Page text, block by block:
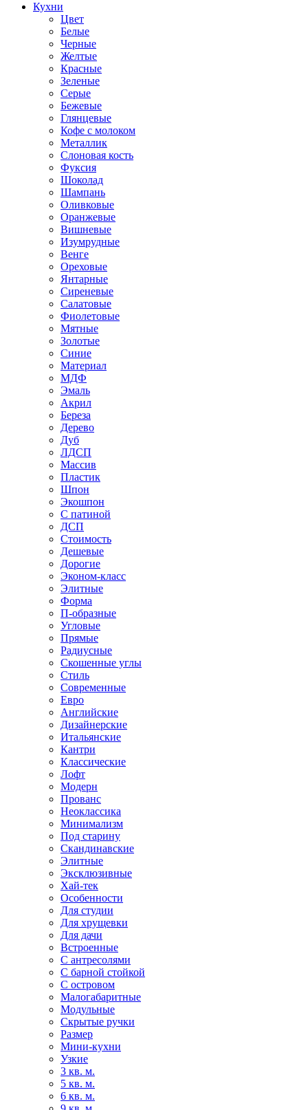
Кухни
Цвет
Белые
Черные
Желтые
Красные
Зеленые
Серые
Бежевые
Глянцевые
Кофе с молоком
Металлик
Слоновая кость
Фуксия
Шоколад
Шампань
Оливковые
Оранжевые
Вишневые
Изумрудные
Венге
Ореховые
Янтарные
Сиреневые
Салатовые
Фиолетовые
Мятные
Золотые
Синие
Материал
МДФ
Эмаль
Акрил
Береза
Дерево
Дуб
ЛДСП
Массив
Пластик
Шпон
Экошпон
С патиной
ДСП
Стоимость
Дешевые
Дорогие
Эконом-класс
Элитные
Форма
П-образные
Угловые
Прямые
Радиусные
Скошенные углы
Стиль
Современные
Евро
Английские
Дизайнерские
Итальянские
Кантри
Классические
Лофт
Модерн
Прованс
Неоклассика
Минимализм
Под старину
Скандинавские
Элитные
Эксклюзивные
Хай-тек
Особенности
Для студии
Для хрущевки
Для дачи
Встроенные
С антресолями
С барной стойкой
С островом
Малогабаритные
Модульные
Скрытые ручки
Размер
Мини-кухни
Узкие
3 кв. м.
5 кв. м.
6 кв. м.